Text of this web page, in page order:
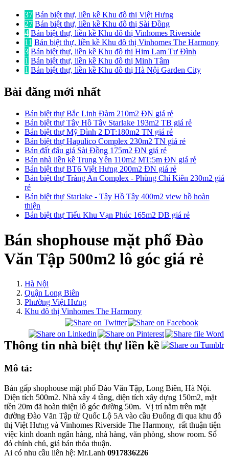
37 Bán biệt thự, liền kề Khu đô thị Việt Hưng
27 Bán biệt thự, liền kề Khu đô thị Sài Đồng
4 Bán biệt thự, liền kề Khu đô thị Vinhomes Riverside
11 Bán biệt thự, liền kề Khu đô thị Vinhomes The Harmony
3 Bán biệt thự, liền kề Khu đô thị Him Lam Tư Đình
1 Bán biệt thự, liền kề Khu đô thị Minh Tâm
1 Bán biệt thự, liền kề Khu đô thị Hà Nội Garden City
Bài đăng mới nhất
Bán biệt thự Bắc Linh Đàm 210m2 ĐN giá rẻ
Bán biệt thự Tây Hồ Tây Starlake 193m2 TB giá rẻ
Bán biệt thự Mỹ Đình 2 DT:180m2 TN giá rẻ
Bán biệt thự Hapulico Complex 230m2 TN giá rẻ
Bán đất đấu giá Sài Đồng 175m2 ĐN giá rẻ
Bán nhà liền kề Trung Yên 110m2 MT:5m ĐN giá rẻ
Bán biệt thự BT6 Việt Hưng 200m2 ĐN giá rẻ
Bán biệt thự Tràng An Complex - Phùng Chí Kiên 230m2 giá
rẻ
Bán biệt thự Starlake - Tây Hồ Tây 400m2 view hồ hoàn
thiện
Bán biệt thự Tiểu Khu Vạn Phúc 165m2 ĐB giá rẻ
Bán shophouse mặt phố Đào
Văn Tập 500m2 lô góc giá rẻ
Hà Nội
Quận Long Biên
Phường Việt Hưng
Khu đô thị Vinhomes The Harmony
Thông tin nhà biệt thự liền kề
Mô tả:
Bán gấp shophouse mặt phố Đào Văn Tập, Long Biên, Hà Nội.
Diện tích 500m2. Nhà xây 4 tầng, diện tích xây dựng 150m2, mặt
tiền 20m đã hoàn thiện lô góc đường 50m. Vị trí nằm trên mặt
đường Đào Văn Tập từ Quốc Lộ 5A vào cầu Đuống đi qua khu đô
thị Việt Hưng và Vinhomes Riverside The Harmony, rất thuận tiện
việc kinh doanh ngân hàng, nhà hàng, văn phòng, show room. Sổ
đỏ chính chủ, giá bán thỏa thuận.
Ai có nhu cầu liên hệ: Mr.Lanh 0917836226